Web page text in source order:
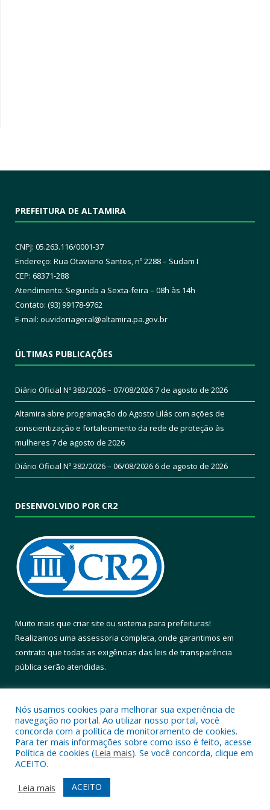
PREFEITURA DE ALTAMIRA
CNPJ: 05.263.116/0001-37
Endereço: Rua Otaviano Santos, nº 2288 – Sudam I
CEP: 68371-288
Atendimento: Segunda a Sexta-feira – 08h às 14h
Contato: (93) 99178-9762
E-mail: ouvidoriageral@altamira.pa.gov.br
ÚLTIMAS PUBLICAÇÕES
Diário Oficial Nº 383/2026 – 07/08/20267 de agosto de 2026
Altamira abre programação do Agosto Lilás com ações de
conscientização e fortalecimento da rede de proteção às
mulheres 7 de agosto de 2026
Diário Oficial Nº 382/2026 – 06/08/20266 de agosto de 2026
DESENVOLVIDO POR CR2
Muito mais que criar site ou sistema para prefeituras!
Realizamos uma assessoria completa, onde garantimos em
contrato que todas as exigências das leis de transparência
pública serão atendidas.
Todos os direitos reservados a Prefeitura Municipal de Altamira.
Mapa do Site
Acessar Área Administrativa
Acessar Webmail
Nós usamos cookies para melhorar sua experiência de
navegação no portal. Ao utilizar nosso portal, você
concorda com a política de monitoramento de cookies.
Para ter mais informações sobre como isso é feito, acesse
Política de cookies (Leia mais). Se você concorda, clique em
ACEITO.
Leia mais
ACEITO